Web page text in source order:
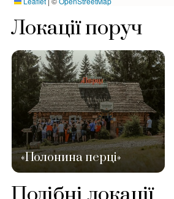
Локації поруч
«Полонина перці»